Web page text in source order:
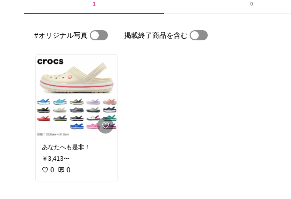
1 0
#オリジナル写真 掲載終了商品を含む
あなたへも是非！
￥3,413〜
0 0